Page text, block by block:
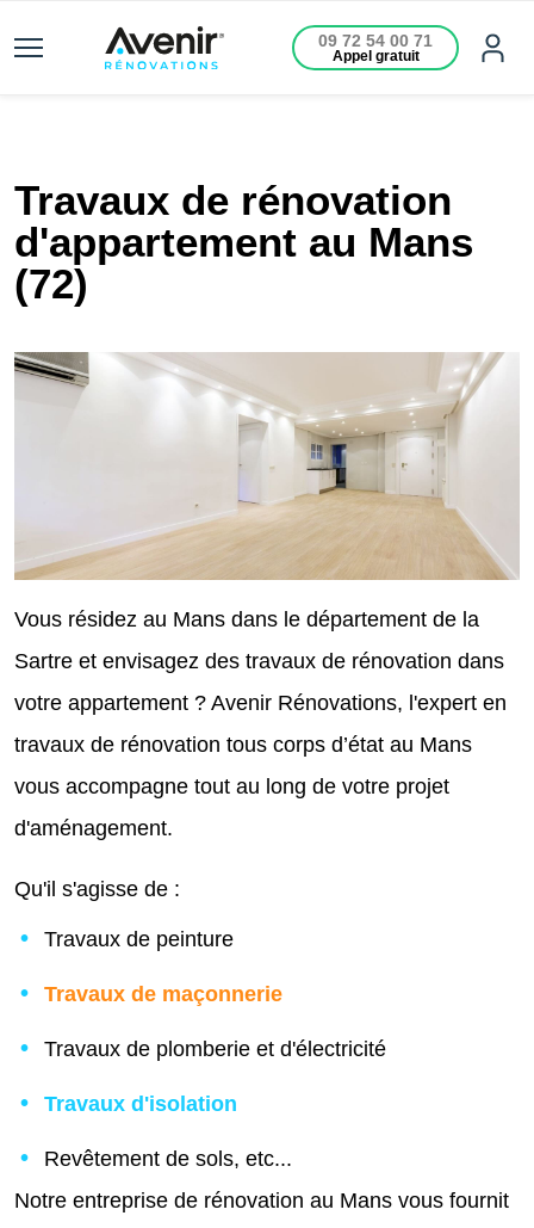
09 72 54 00 71
Appel gratuit
Travaux de rénovation
d'appartement au Mans
(72)
Vous résidez au Mans dans le département de la
Sartre et envisagez des travaux de rénovation dans
votre appartement ? Avenir Rénovations, l'expert en
travaux de rénovation tous corps d’état au Mans
vous accompagne tout au long de votre projet
d'aménagement.
Qu'il s'agisse de :
Travaux de peinture
Travaux de maçonnerie
Travaux de plomberie et d'électricité
Travaux d'isolation
Revêtement de sols, etc...
Notre entreprise de rénovation au Mans vous fournit